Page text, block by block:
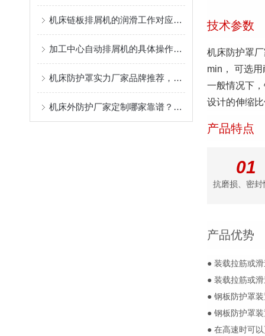
机床链板排屑机的润滑工作对应用是否有影响
加工中心自动排屑机的具体操作流程分析
机床防护罩实力厂家品牌推荐，盐山县奔兴质量稳定售后服务好
机床外防护厂家定制哪家靠谱？奔兴的柔性生产与快速响应机制
技术参数
机床防护罩
min， 可选
一般情况下
设计的伸缩
产品特点
01
抗磨损、密封
产品优势
● 装载拉筋或
● 装载拉筋或
● 钢板防护罩
● 钢板防护罩
● 在高速时可